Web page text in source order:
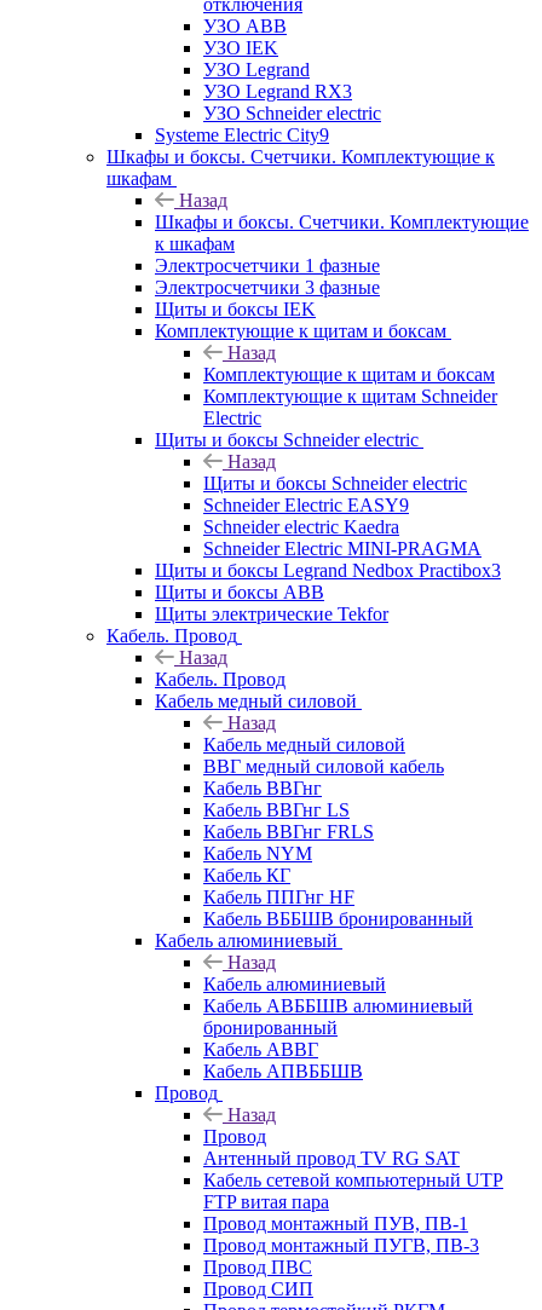
УЗО ABB
УЗО IEK
УЗО Legrand
УЗО Legrand RX3
УЗО Schneider electric
Systeme Electric City9
Шкафы и боксы. Счетчики. Комплектующие к
шкафам
Назад
Шкафы и боксы. Счетчики. Комплектующие
к шкафам
Электросчетчики 1 фазные
Электросчетчики 3 фазные
Щиты и боксы IEK
Комплектующие к щитам и боксам
Назад
Комплектующие к щитам и боксам
Комплектующие к щитам Schneider
Electric
Щиты и боксы Schneider electric
Назад
Щиты и боксы Schneider electric
Schneider Electric EASY9
Schneider electric Kaedra
Schneider Electric MINI-PRAGMA
Щиты и боксы Legrand Nedbox Practibox3
Щиты и боксы ABB
Щиты электрические Tekfor
Кабель. Провод
Назад
Кабель. Провод
Кабель медный силовой
Назад
Кабель медный силовой
ВВГ медный силовой кабель
Кабель ВВГнг
Кабель ВВГнг LS
Кабель ВВГнг FRLS
Кабель NYM
Кабель КГ
Кабель ППГнг HF
Кабель ВББШВ бронированный
Кабель алюминиевый
Назад
Кабель алюминиевый
Кабель АВББШВ алюминиевый
бронированный
Кабель АВВГ
Кабель АПВББШВ
Провод
Назад
Провод
Антенный провод TV RG SAT
Кабель сетевой компьютерный UTP
FTP витая пара
Провод монтажный ПУВ, ПВ-1
Провод монтажный ПУГВ, ПВ-3
Провод ПВС
Провод СИП